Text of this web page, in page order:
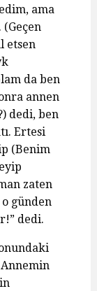
ama
(Geçen
etsen
da ben
annen
dedi, ben
Ertesi
(Benim
zaten
günden
dedi.
Annemin